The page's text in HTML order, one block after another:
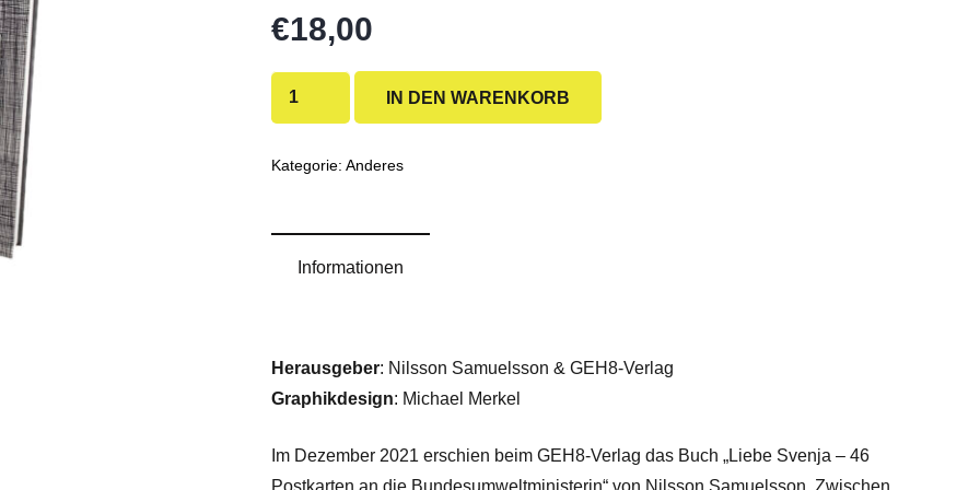
€18,00
Svenja
IN DEN WARENKORB
Kategorie: Anderes
Informationen
Herausgeber: Nilsson Samuelsson & GEH8-Verlag
Graphikdesign: Michael Merkel
Im Dezember 2021 erschien beim GEH8-Verlag das Buch „Liebe Svenja – 46